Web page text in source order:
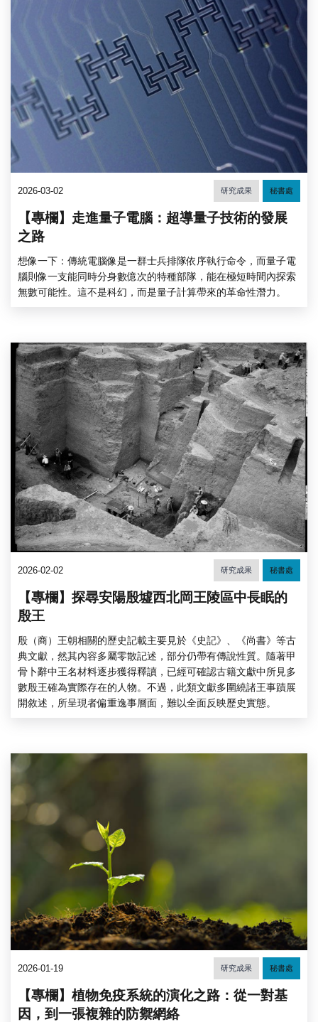
2026-03-02 研究成果 秘書處
【專欄】走進量子電腦：超導量子技術的發展
之路
想像一下：傳統電腦像是一群士兵排隊依序執行命令，而量子電
腦則像一支能同時分身數億次的特種部隊，能在極短時間內探索
無數可能性。這不是科幻，而是量子計算帶來的革命性潛力。
2026-02-02 研究成果 秘書處
【專欄】探尋安陽殷墟西北岡王陵區中長眠的
殷王
殷（商）王朝相關的歷史記載主要見於《史記》、《尚書》等古
典文獻，然其內容多屬零散記述，部分仍帶有傳說性質。隨著甲
骨卜辭中王名材料逐步獲得釋讀，已經可確認古籍文獻中所見多
數殷王確為實際存在的人物。不過，此類文獻多圍繞諸王事蹟展
開敘述，所呈現者偏重逸事層面，難以全面反映歷史實態。
2026-01-19 研究成果 秘書處
【專欄】植物免疫系統的演化之路：從一對基
因，到一張複雜的防禦網絡